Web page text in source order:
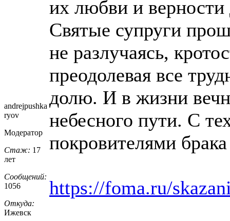
andrejpushka
ryov
Модератор
Стаж: 17
лет
Сообщений:
1056
Откуда:
Ижевск
их любви и
Святые супруги
не разлучаясь,
преодолевая все
долю. И в жизни
небесного пути. С
покровителями
https://foma.ru/